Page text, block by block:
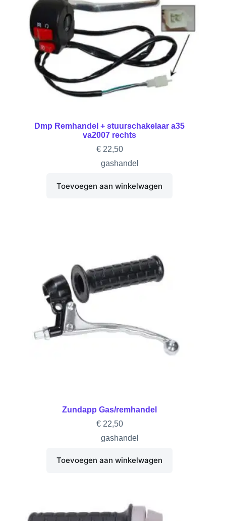
Dmp Remhandel + stuurschakelaar a35
va2007 rechts
€22,50
gashandel
Toevoegen aan winkelwagen
Zundapp Gas/remhandel
€22,50
gashandel
Toevoegen aan winkelwagen